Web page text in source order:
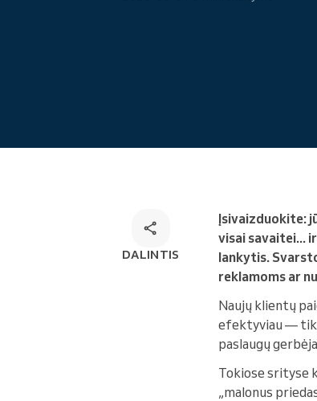
DALINTIS
Įsivaizduokite:
visai savaitei...
lankytis.
reklamoms ar
Naujų klientų
efektyviau —
paslaugų
Tokiose srityse
„malonus